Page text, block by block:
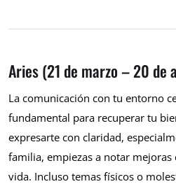
Aries (21 de marzo – 20 de
La comunicación con tu entorno
fundamental para recuperar tu
expresarte con claridad,
familia, empiezas a notar mejoras
vida. Incluso temas físicos o